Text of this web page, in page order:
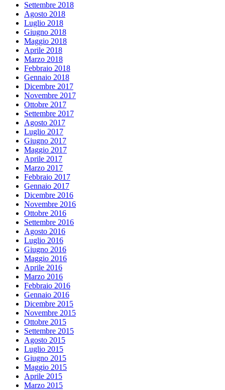
Settembre 2018
Agosto 2018
Luglio 2018
Giugno 2018
Maggio 2018
Aprile 2018
Marzo 2018
Febbraio 2018
Gennaio 2018
Dicembre 2017
Novembre 2017
Ottobre 2017
Settembre 2017
Agosto 2017
Luglio 2017
Giugno 2017
Maggio 2017
Aprile 2017
Marzo 2017
Febbraio 2017
Gennaio 2017
Dicembre 2016
Novembre 2016
Ottobre 2016
Settembre 2016
Agosto 2016
Luglio 2016
Giugno 2016
Maggio 2016
Aprile 2016
Marzo 2016
Febbraio 2016
Gennaio 2016
Dicembre 2015
Novembre 2015
Ottobre 2015
Settembre 2015
Agosto 2015
Luglio 2015
Giugno 2015
Maggio 2015
Aprile 2015
Marzo 2015